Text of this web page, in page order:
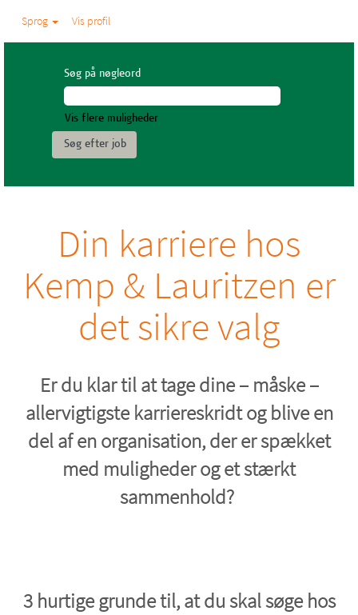
Sprog Vis profil
Søg på nøgleord
Vis flere muligheder
Din karriere hos
Kemp & Lauritzen er
det sikre valg
Er du klar til at tage dine – måske –
allervigtigste karriereskridt og blive en
del af en organisation, der er spækket
med muligheder og et stærkt
sammenhold?
3 hurtige grunde til, at du skal søge hos